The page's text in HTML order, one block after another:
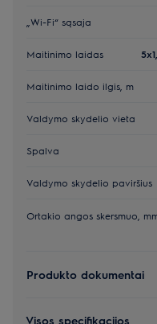
„Wi-Fi“ sąsaja
Maitinimo laidas
Maitinimo laido ilgis, m
Valdymo skydelio vieta
Spalva
Valdymo skydelio paviršius
Ortakio angos skersmuo,
Produkto dokumentai
Visos specifikacijos